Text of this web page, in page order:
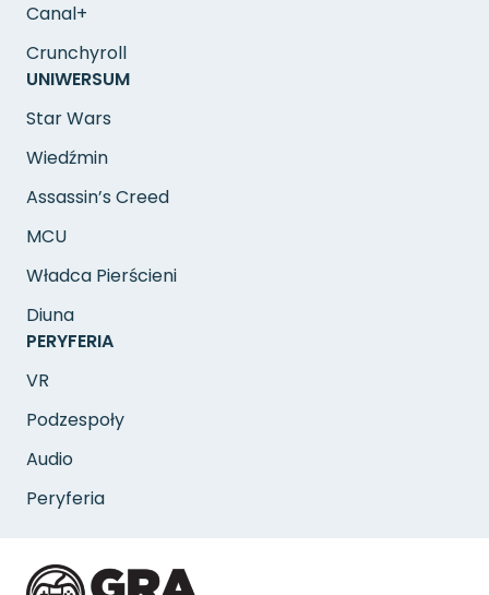
Canal+
Crunchyroll
UNIWERSUM
Star Wars
Wiedźmin
Assassin’s Creed
MCU
Władca Pierścieni
Diuna
PERYFERIA
VR
Podzespoły
Audio
Peryferia